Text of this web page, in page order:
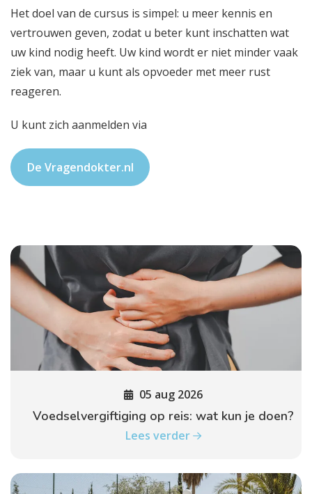
Het doel van de cursus is simpel: u meer kennis en
vertrouwen geven, zodat u beter kunt inschatten wat
uw kind nodig heeft. Uw kind wordt er niet minder vaak
ziek van, maar u kunt als opvoeder met meer rust
reageren.
U kunt zich aanmelden via
De Vragendokter.nl
05 aug 2026
Voedselvergiftiging op reis: wat kun je doen?
Lees verder